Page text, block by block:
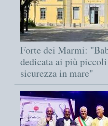
Forte dei Marmi:
dedicata ai più
sicurezza in mare"